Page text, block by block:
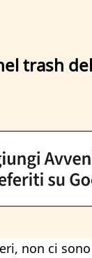
trash
non ci